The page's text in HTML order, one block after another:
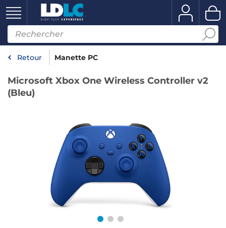
Retour Manette PC
Microsoft Xbox One Wireless Controller v2
(Bleu)